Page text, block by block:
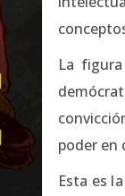
La
poder en
Esta es